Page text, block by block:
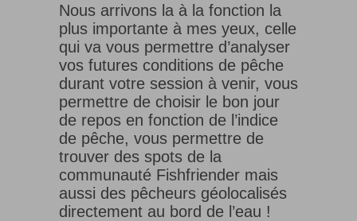
Nous arrivons la à la fonction la
plus importante à mes yeux, celle
qui va vous permettre d’analyser
vos futures conditions de pêche
durant votre session à venir, vous
permettre de choisir le bon jour
de repos en fonction de l’indice
de pêche, vous permettre de
trouver des spots de la
communauté Fishfriender mais
aussi des pêcheurs géolocalisés
directement au bord de l’eau !